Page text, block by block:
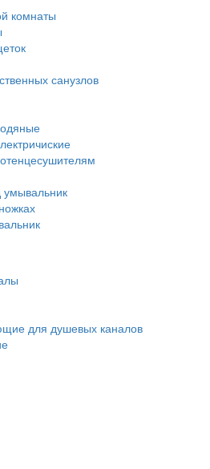
комнаты
санузлов
для душевых каналов